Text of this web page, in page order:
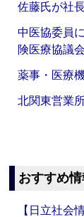
佐藤氏が社
中医協委員
険医療協議
薬事・医療
北関東営業
おすすめ情
【日立社会